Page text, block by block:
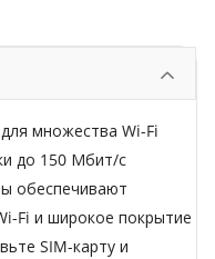
множества Wi-Fi
до 150 Мбит/с
обеспечивают
Fi и широкое покрытие
SIM-карту и